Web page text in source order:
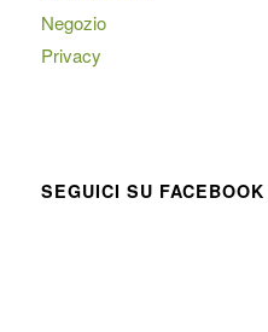
Negozio
Privacy
SEGUICI SU FACEBOOK